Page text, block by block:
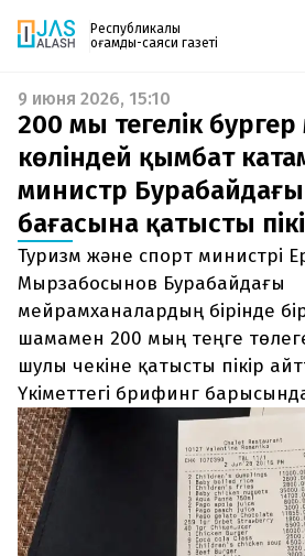
Республикалық
қоғамдық-саяси газеті
Жаңалықтар
Спорт
Live
Руханият
Аймақ
Архив
Заң және тәртіп
Редакциямен байланыс
+7 708 604 51 06
Жарнама бөлімі
+7 701 220 64 52
Пошта
zhasalash100@gmail.com
Газетке жазылу
PDF форматтағы газетті ай сайын
поштаңызға алып отырыңыз.
шыққан сәтте сізге бірден
енгізіңіз, біз қалғанын өзіміз
9 июня 2026, 15:10
200 мың теңгелік
көліндей қымбат
министр
бағасына қатысты
Туризм және спорт министрі
Мырзабосынов Бурабайдағы
мейрамханалардың бірінде
шамамен 200 мың теңге
шулы чекіне қатысты пікір
Үкіметтегі брифинг